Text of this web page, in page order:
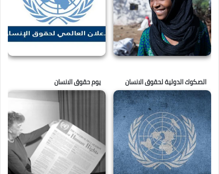
الصكوك الدولية لحقوق الانسان يوم حقوق الانسان